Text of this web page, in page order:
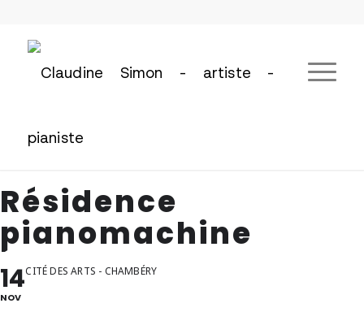
Résidence
pianomachine
14
NOV
CITÉ DES ARTS - CHAMBÉRY